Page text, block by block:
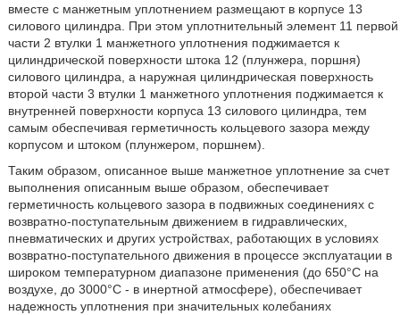
вместе с манжетным уплотнением размещают в корпусе 13
силового цилиндра. При этом уплотнительный элемент 11 первой
части 2 втулки 1 манжетного уплотнения поджимается к
цилиндрической поверхности штока 12 (плунжера, поршня)
силового цилиндра, а наружная цилиндрическая поверхность
второй части 3 втулки 1 манжетного уплотнения поджимается к
внутренней поверхности корпуса 13 силового цилиндра, тем
самым обеспечивая герметичность кольцевого зазора между
корпусом и штоком (плунжером, поршнем).
Таким образом, описанное выше манжетное уплотнение за счет
выполнения описанным выше образом, обеспечивает
герметичность кольцевого зазора в подвижных соединениях с
возвратно-поступательным движением в гидравлических,
пневматических и других устройствах, работающих в условиях
возвратно-поступательного движения в процессе эксплуатации в
широком температурном диапазоне применения (до 650°C на
воздухе, до 3000°C - в инертной атмосфере), обеспечивает
надежность уплотнения при значительных колебаниях